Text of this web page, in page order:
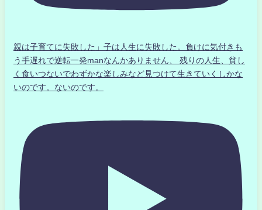
親は子育てに失敗した」子は人生に失敗した。負けに気付きも
う手遅れで逆転一発manなんかありません、 残りの人生、貧し
く食いつないでわずかな楽しみなど見つけて生きていくしかな
いのです。ないのです。